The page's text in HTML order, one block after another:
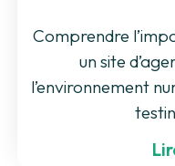
Comprendre
un site
l’environnement